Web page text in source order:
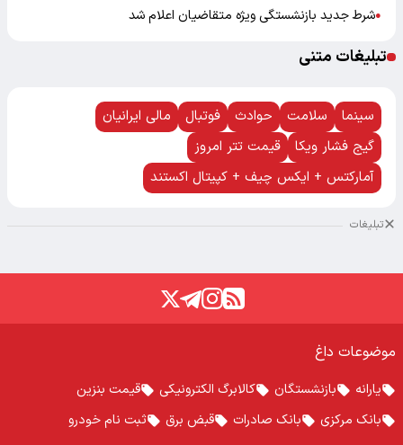
●شرط جدید بازنشستگی ویژه متقاضیان اعلام شد
تبلیغات متنی
سینما سلامت حوادث فوتبال
مالی ایرانیان
گیج فشار ویکا
قیمت تتر امروز
آمارکتس + ایکس چیف + کپیتال اکستند
تبلیغات
موضوعات داغ
یارانه بازنشستگان کالابرگ الکترونیکی
قیمت بنزین
بانک مرکزی
بانک صادرات قبض برق
ثبت نام خودرو